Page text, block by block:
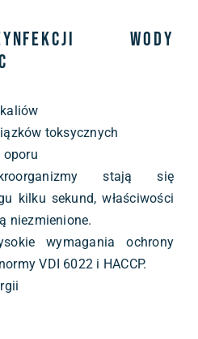
wody
toksycznych
oporu
stają się
kilku sekund, właściwości
niezmienione.
wymagania ochrony
VDI 6022 i HACCP.